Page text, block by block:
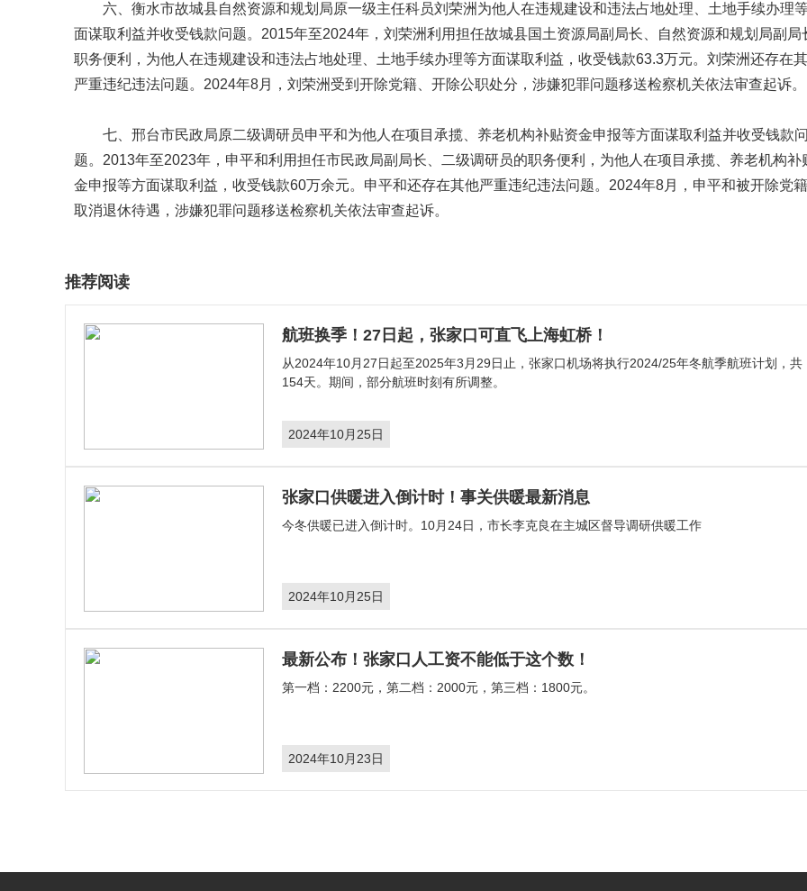
六、衡水市故城县自然资源和规划局原一级主任科员刘荣洲为他人在违规建设和违法占地处理、土地手续办理
面谋取利益并收受钱款问题。2015年至2024年，刘荣洲利用担任故城县国土资源局副局长、自然资源和规划局副局
职务便利，为他人在违规建设和违法占地处理、土地手续办理等方面谋取利益，收受钱款63.3万元。刘荣洲还存在
严重违纪违法问题。2024年8月，刘荣洲受到开除党籍、开除公职处分，涉嫌犯罪问题移送检察机关依法审查起诉。
七、邢台市民政局原二级调研员申平和为他人在项目承揽、养老机构补贴资金申报等方面谋取利益并收受钱款问
题。2013年至2023年，申平和利用担任市民政局副局长、二级调研员的职务便利，为他人在项目承揽、养老机构补
金申报等方面谋取利益，收受钱款60万余元。申平和还存在其他严重违纪违法问题。2024年8月，申平和被开除党
取消退休待遇，涉嫌犯罪问题移送检察机关依法审查起诉。
推荐阅读
航班换季！27日起，张家口可直飞上海虹桥！
从2024年10月27日起至2025年3月29日止，张家口机场将执行2024/25年冬航季航班计划，共
154天。期间，部分航班时刻有所调整。
2024年10月25日
张家口供暖进入倒计时！事关供暖最新消息
​今冬供暖已进入倒计时。10月24日，市长李克良在主城区督导调研供暖工作
2024年10月25日
最新公布！张家口人工资不能低于这个数！
第一档：2200元，第二档：2000元，第三档：1800元。
2024年10月23日